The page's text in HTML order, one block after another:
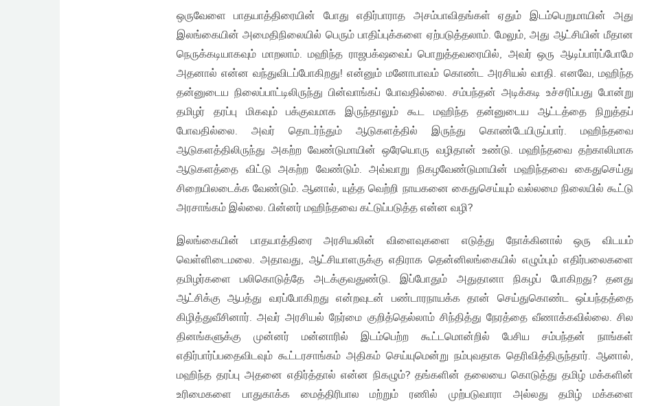
ஒருவேளை பாதயாத்திரையின் போது எதிர்பாராத அசம்பாவிதங்கள் ஏதும் இடம்பெறுமாயின் அது
இலங்கையின் அமைதிநிலையில் பெரும் பாதிப்புக்களை ஏற்படுத்தலாம். மேலும், அது ஆட்சியின் மீதான
நெருக்கடியாகவும் மாறலாம். மஹிந்த ராஜபக்‌ஷவைப் பொறுத்தவரையில், அவர் ஒரு ஆடிப்பார்ப்போமே
அதனால் என்ன வந்துவிடப்போகிறது! என்னும் மனோபாவம் கொண்ட அரசியல் வாதி. எனவே, மஹிந்த
தன்னுடைய நிலைப்பாட்டிலிருந்து பின்வாங்கப் போவதில்லை. சம்பந்தன் அடிக்கடி உச்சரிப்பது போன்று
தமிழர் தரப்பு மிகவும் பக்குவமாக இருந்தாலும் கூட மஹிந்த தன்னுடைய ஆட்டத்தை நிறுத்தப்
போவதில்லை. அவர் தொடர்ந்தும் ஆடுகளத்தில் இருந்து கொண்டேயிருப்பார். மஹிந்தவை
ஆடுகளத்திலிருந்து அகற்ற வேண்டுமாயின் ஒரேயொரு வழிதான் உண்டு. மஹிந்தவை தற்காலிமாக
ஆடுகளத்தை விட்டு அகற்ற வேண்டும். அவ்வாறு நிகழவேண்டுமாயின் மஹிந்தவை கைதுசெய்து
சிறையிலடைக்க வேண்டும். ஆனால், யுத்த வெற்றி நாயகனை கைதுசெய்யும் வல்லமை நிலையில் கூட்டு
அரசாங்கம் இல்லை. பின்னர் மஹிந்தவை கட்டுப்படுத்த என்ன வழி?
இலங்கையின் பாதயாத்திரை அரசியலின் விளைவுகளை எடுத்து நோக்கினால் ஒரு விடயம்
வெள்ளிடைமலை. அதாவது, ஆட்சியாளருக்கு எதிராக தென்னிலங்கையில் எழும்பும் எதிர்பலைகளை
தமிழர்களை பலிகொடுத்தே அடக்குவதுண்டு. இப்போதும் அதுதானா நிகழப் போகிறது? தனது
ஆட்சிக்கு ஆபத்து வரப்போகிறது என்றவுடன் பண்டாரநாயக்க தான் செய்துகொண்ட ஒப்பந்தத்தை
கிழித்துவீசினார். அவர் அரசியல் நேர்மை குறித்தெல்லாம் சிந்தித்து நேரத்தை வீணாக்கவில்லை. சில
தினங்களுக்கு முன்னர் மன்னாரில் இடம்பெற்ற கூட்டமொன்றில் பேசிய சம்பந்தன் நாங்கள்
எதிர்பார்ப்பதைவிடவும் கூட்டரசாங்கம் அதிகம் செய்யுமென்று நம்புவதாக தெரிவித்திருந்தார். ஆனால்,
மஹிந்த தரப்பு அதனை எதிர்த்தால் என்ன நிகழும்? தங்களின் தலையை கொடுத்து தமிழ் மக்களின்
உரிமைகளை பாதுகாக்க மைத்திரிபால மற்றும் ரணில் முற்படுவாரா அல்லது தமிழ் மக்களை